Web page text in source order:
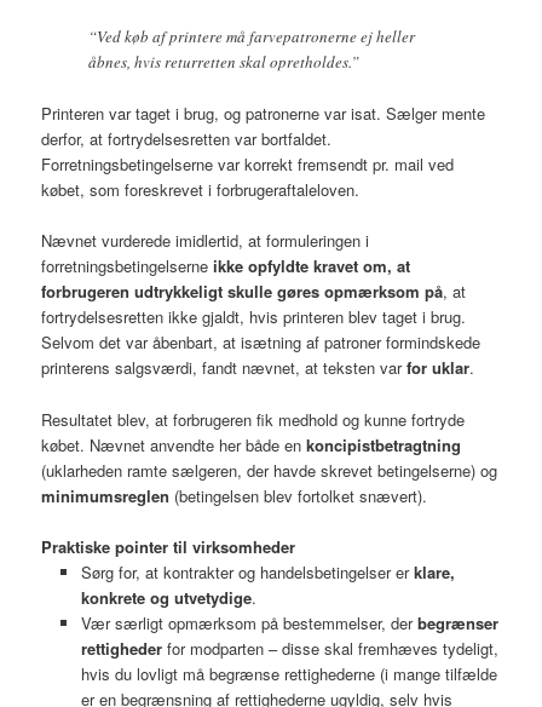
“Ved køb af printere må farvepatronerne ej heller
åbnes, hvis returretten skal opretholdes.”
Printeren var taget i brug, og patronerne var isat. Sælger mente
derfor, at fortrydelsesretten var bortfaldet.
Forretningsbetingelserne var korrekt fremsendt pr. mail ved
købet, som foreskrevet i forbrugeraftaleloven.
Nævnet vurderede imidlertid, at formuleringen i
forretningsbetingelserneikke opfyldte kravet om, at
forbrugeren udtrykkeligt skulle gøres opmærksom på, at
fortrydelsesretten ikke gjaldt, hvis printeren blev taget i brug.
Selvom det var åbenbart, at isætning af patroner formindskede
printerens salgsværdi, fandt nævnet, at teksten varfor uklar.
Resultatet blev, at forbrugeren fik medhold og kunne fortryde
købet. Nævnet anvendte her både enkoncipistbetragtning
(uklarheden ramte sælgeren, der havde skrevet betingelserne) og
minimumsreglen (betingelsen blev fortolket snævert).
Praktiske pointer til virksomheder
Sørg for, at kontrakter og handelsbetingelser erklare,
konkrete og utvetydige.
Vær særligt opmærksom på bestemmelser, derbegrænser
rettighederfor modparten – disse skal fremhæves tydeligt,
hvis du lovligt må begrænse rettighederne (i mange tilfælde
er en begrænsning af rettighederne ugyldig, selv hvis